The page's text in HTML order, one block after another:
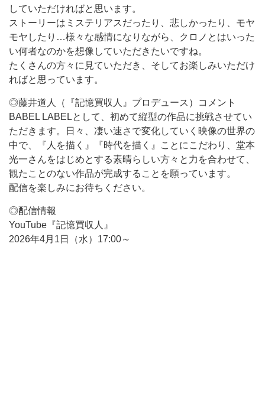
していただければと思います。
ストーリーはミステリアスだったり、悲しかったり、モヤ
モヤしたり…様々な感情になりながら、クロノとはいった
い何者なのかを想像していただきたいですね。
たくさんの方々に見ていただき、そしてお楽しみいただけ
ればと思っています。
◎藤井道人（『記憶買収人』プロデュース）コメント
BABEL LABELとして、初めて縦型の作品に挑戦させてい
ただきます。日々、凄い速さで変化していく映像の世界の
中で、『人を描く』『時代を描く』ことにこだわり、堂本
光一さんをはじめとする素晴らしい方々と力を合わせて、
観たことのない作品が完成することを願っています。
配信を楽しみにお待ちください。
◎配信情報
YouTube『記憶買収人』
2026年4月1日（水）17:00～